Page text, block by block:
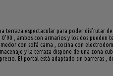
terraza espectacular para poder disfrutar
, ambos con armarios y los dos
con sofá cama , cocina con
y la terraza dispone de una zona
El portal está adaptado sin barreras ,